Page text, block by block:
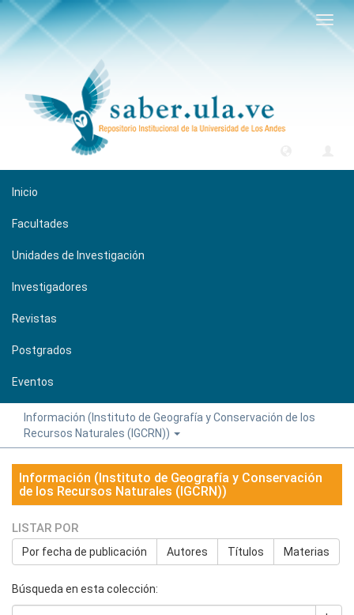
Inicio
Facultades
Unidades de Investigación
Investigadores
Revistas
Postgrados
Eventos
Información (Instituto de Geografía y Conservación de los
Recursos Naturales (IGCRN))
Información (Instituto de Geografía y Conservación
de los Recursos Naturales (IGCRN))
LISTAR POR
Por fecha de publicación Autores Títulos Materias
Búsqueda en esta colección: